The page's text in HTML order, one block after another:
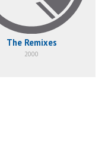
The Remixes
2000